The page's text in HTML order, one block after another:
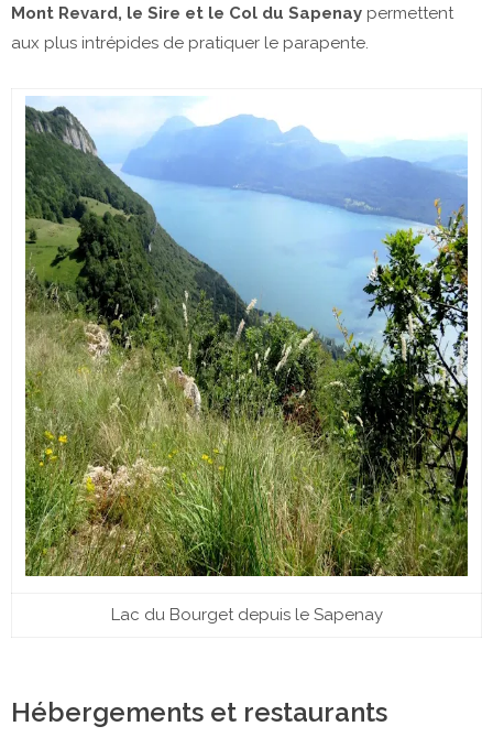
Mont Revard, le Sire et le Col du Sapenay permettent
aux plus intrépides de pratiquer le parapente.
Lac du Bourget depuis le Sapenay
Hébergements et restaurants